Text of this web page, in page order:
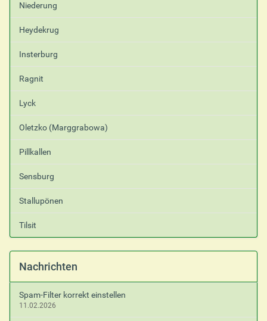
Niederung
Heydekrug
Insterburg
Ragnit
Lyck
Oletzko (Marggrabowa)
Pillkallen
Sensburg
Stallupönen
Tilsit
Nachrichten
Spam-Filter korrekt einstellen
11.02.2026